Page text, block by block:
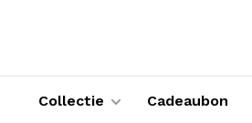
Collectie Cadeaubon